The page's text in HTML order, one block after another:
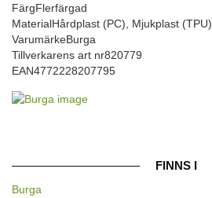
FärgFlerfärgad
MaterialHårdplast (PC), Mjukplast (TPU)
VarumärkeBurga
Tillverkarens art nr820779
EAN4772228207795
FINNS I
Burga